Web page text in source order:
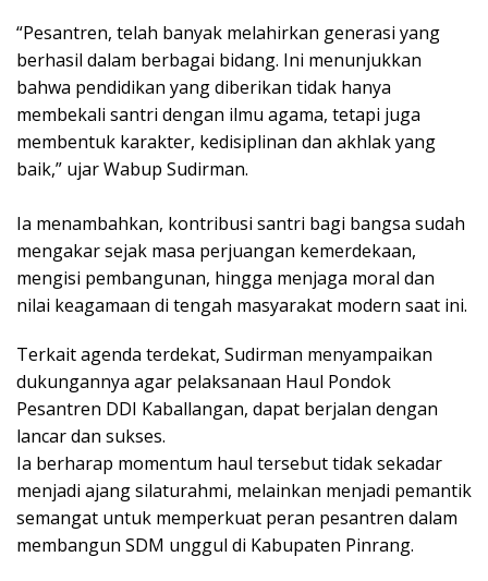
“Pesantren, telah banyak melahirkan generasi yang
berhasil dalam berbagai bidang. Ini menunjukkan
bahwa pendidikan yang diberikan tidak hanya
membekali santri dengan ilmu agama, tetapi juga
membentuk karakter, kedisiplinan dan akhlak yang
baik,” ujar Wabup Sudirman.
Ia menambahkan, kontribusi santri bagi bangsa sudah
mengakar sejak masa perjuangan kemerdekaan,
mengisi pembangunan, hingga menjaga moral dan
nilai keagamaan di tengah masyarakat modern saat ini.
​Terkait agenda terdekat, Sudirman menyampaikan
dukungannya agar pelaksanaan Haul Pondok
Pesantren DDI Kaballangan, dapat berjalan dengan
lancar dan sukses.
​Ia berharap momentum haul tersebut tidak sekadar
menjadi ajang silaturahmi, melainkan menjadi pemantik
semangat untuk memperkuat peran pesantren dalam
membangun SDM unggul di Kabupaten Pinrang.